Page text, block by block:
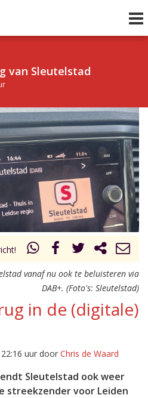
van Sleutelstad
1 van 0 Volgend uur
vanaf nu ook te beluisteren via
DAB+. (Foto's: Sleutelstad)
in de (digitale)
uur door Chris de Waard
Sleutelstad ook weer
streekzender voor Leiden